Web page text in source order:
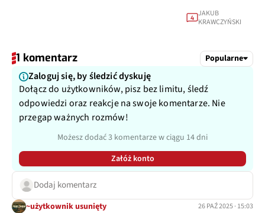
4 JAKUB
KRAWCZYŃSKI
1 komentarz Popularne
Zaloguj się, by śledzić dyskuję
Dołącz do użytkowników, pisz bez limitu, śledź
odpowiedzi oraz reakcje na swoje komentarze. Nie
przegap ważnych rozmów!
Możesz dodać 3 komentarze w ciągu 14 dni
Załóż konto
Dodaj komentarz
~użytkownik usunięty 26 PAŹ 2025 · 15:03